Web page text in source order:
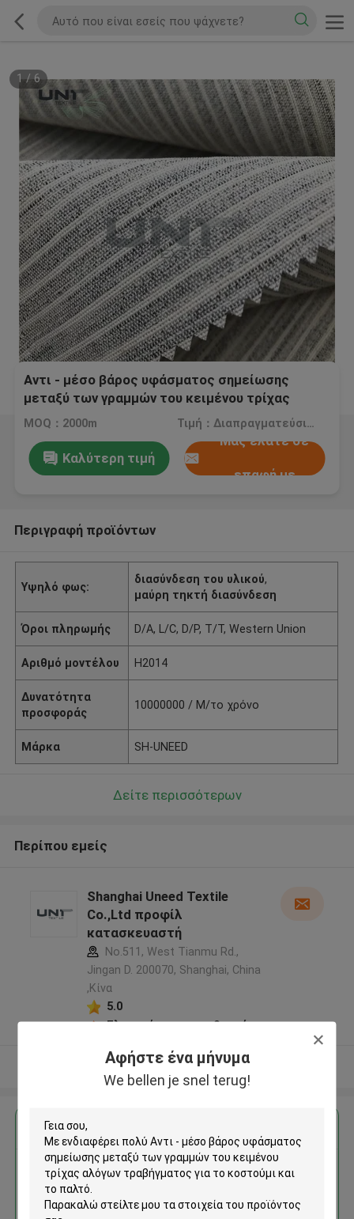
Αφήστε ένα μήνυμα
We bellen je snel terug!
1/6
Αντι - μέσο βάρος υφάσματος σημείωσης
μεταξύ των γραμμών του κειμένου τρίχας
αλόγων τραβήγματος για το κοστούμι και το
MOQ：2000m Τιμή：Διαπραγματεύσιμος
Καλύτερη τιμή
Μας ελάτε σε
επαφή με
Περιγραφή προϊόντων
Υψηλό φως:
διασύνδεση του υλικού,
μαύρη τηκτή διασύνδεση
Όροι πληρωμής D/A, L/C, D/P, T/T, Western Union
Αριθμό μοντέλου H2014
Δυνατότητα
προσφοράς
10000000 / Μ/το χρόνο
Μάρκα SH-UNEED
Δείτε περισσότερων
Περίπου εμείς
Shanghai Uneed Textile
Co.,Ltd προφίλ
κατασκευαστή
No.511, West Tianmu Rd.,
Jingan D. 200070, Shanghai, China
,Κίνα
5.0
Ελεγχμένος προμηθευτής
Δείτε περισσότερων
Αποκτήστε την καλύτερη τιμή για
Αντι - μέσο βάρος υφάσματος
γραμμών του κειμένου τρίχας